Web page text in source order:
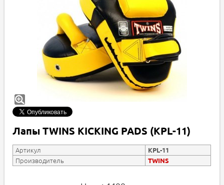
Лапы TWINS KICKING PADS (KPL-11)
Артикул KPL-11
Производитель TWINS